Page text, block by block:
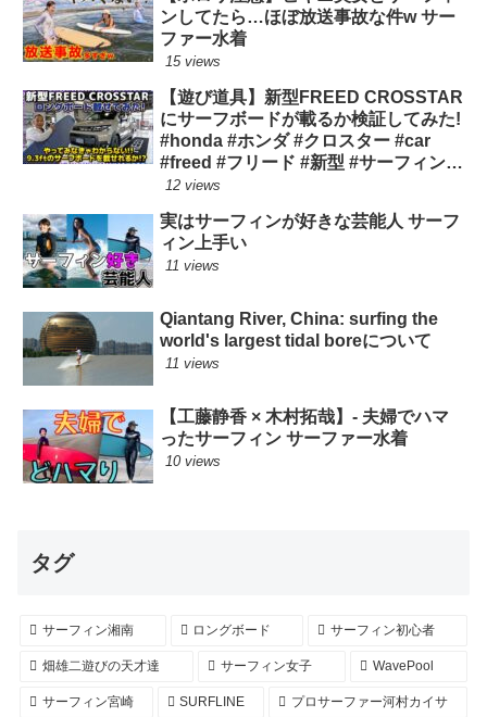
ンしてたら…ほぼ放送事故な件w サー
ファー水着
15 views
【遊び道具】新型FREED CROSSTAR
にサーフボードが載るか検証してみた!
#honda #ホンダ #クロスター #car
#freed #フリード #新型 #サーフィン
ロングボード
12 views
実はサーフィンが好きな芸能人 サーフ
ィン上手い
11 views
Qiantang River, China: surfing the
world's largest tidal boreについて
11 views
【工藤静香 × 木村拓哉】- 夫婦でハマ
ったサーフィン サーファー水着
10 views
タグ
サーフィン湘南 ロングボード サーフィン初心者
畑雄二遊びの天才達 サーフィン女子 WavePool
サーフィン宮崎 SURFLINE プロサーファー河村カイサ